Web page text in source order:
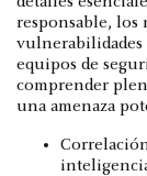
responsable, los
vulnerabilidades
equipos de
comprender
una amenaza